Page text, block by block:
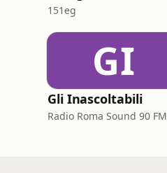
151eg
GI
Gli Inascoltabili
Radio Roma Sound 90 FM